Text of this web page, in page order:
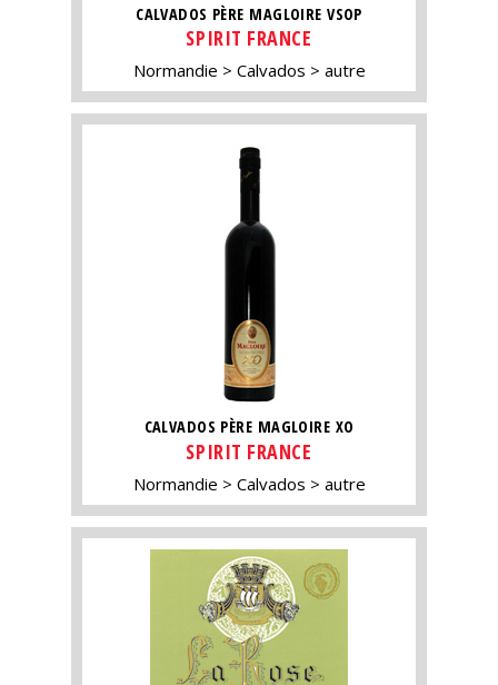
CALVADOS PÈRE MAGLOIRE VSOP
SPIRIT FRANCE
Normandie Calvados autre
CALVADOS PÈRE MAGLOIRE XO
SPIRIT FRANCE
Normandie Calvados autre